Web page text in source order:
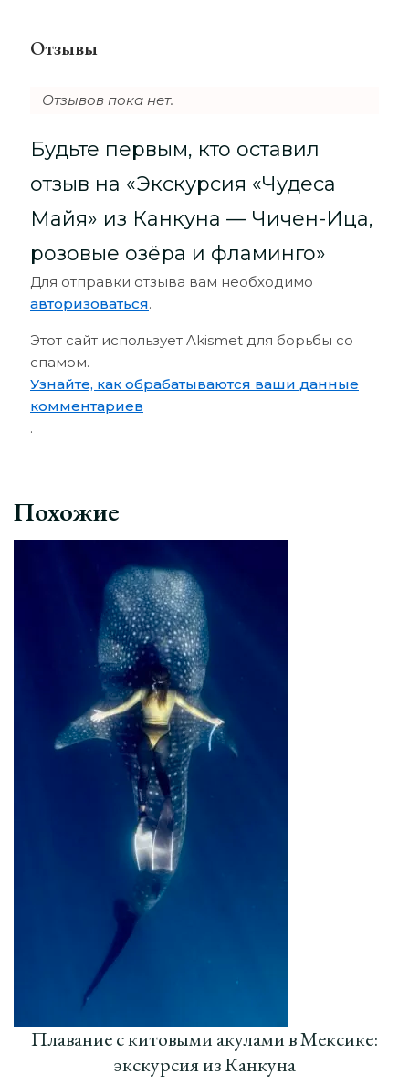
Отзывы
Отзывов пока нет.
Будьте первым, кто оставил
отзыв на «Экскурсия «Чудеса
Майя» из Канкуна — Чичен-Ица,
розовые озёра и фламинго»
Для отправки отзыва вам необходимо
авторизоваться.
Этот сайт использует Akismet для борьбы со
спамом.
Узнайте, как обрабатываются ваши данные
комментариев
.
Похожие
Плавание с китовыми акулами в Мексике:
экскурсия из Канкуна